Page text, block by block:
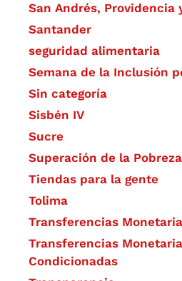
San Andrés, Providencia
Santander
seguridad alimentaria
Semana de la Inclusión
Sin categoría
Sisbén IV
Sucre
Superación de la Pobreza
Tiendas para la gente
Tolima
Transferencias
Transferencias
Condicionadas